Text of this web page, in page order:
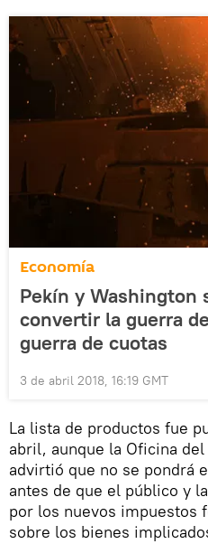
Economía
Pekín y Washington
convertir la guerra
guerra de cuotas
3 de abril 2018, 16:19 GMT
La lista de productos fue
abril, aunque la Oficina
advirtió que no se pondrá
antes de que el público y
por los nuevos impuestos
sobre los bienes